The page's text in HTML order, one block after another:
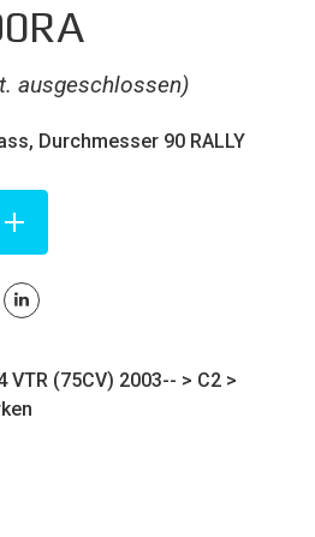
ausgeschlossen)
Durchmesser 90 RALLY
VTR (75CV) 2003-- > C2 >